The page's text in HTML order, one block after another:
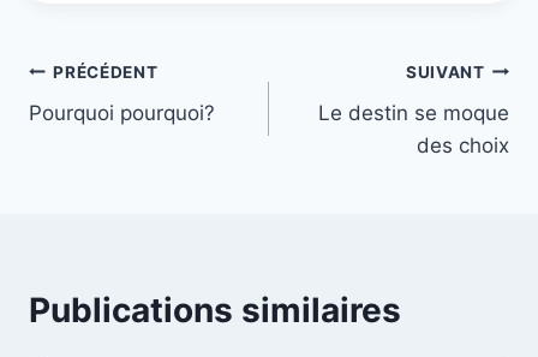
Navigation
de
PRÉCÉDENT
Pourquoi pourquoi?
SUIVANT
Le destin se moque
des choix
Publications similaires